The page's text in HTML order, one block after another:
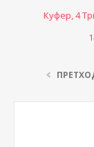
Куфер, 4